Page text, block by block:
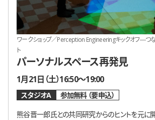
ワークショップ／Perception Engineeringキックオフ―つ
ト
パーソナルスペース再発見
開催日時
1月21日（土）16:50〜19:00
スタジオA 参加無料 要申込
熊谷晋一郎氏との共同研究からのヒントを元に